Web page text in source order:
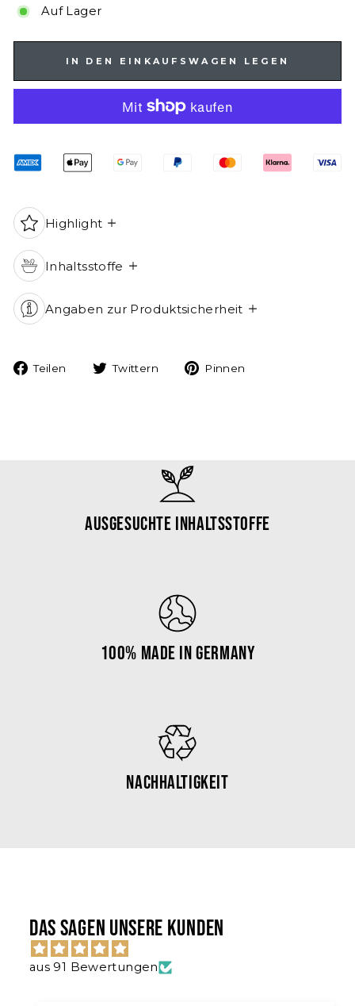
Auf Lager
IN DEN EINKAUFSWAGEN LEGEN
Highlight
Inhaltsstoffe
Angaben zur Produktsicherheit
Teilen
Auf
Twittern
Auf
Pinnen
Ausgesuchte Inhaltsstoffe
100% Made in Germany
Nachhaltigkeit
Das sagen unsere Kunden
aus 91 Bewertungen